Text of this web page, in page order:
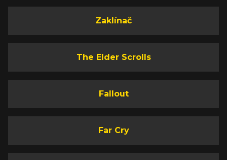
Zaklínač
The Elder Scrolls
Fallout
Far Cry